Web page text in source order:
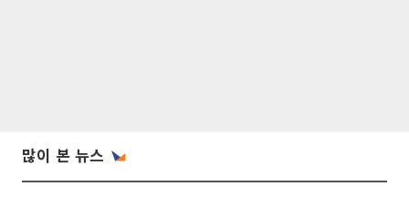
많이 본 뉴스